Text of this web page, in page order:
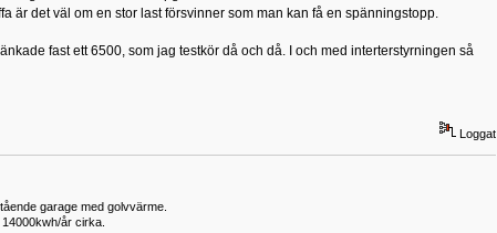
är det väl om en stor last försvinner som man kan få en spänningstopp.
fast ett 6500, som jag testkör då och då. I och med interterstyrningen så
Loggat
garage med golvvärme.
år cirka.